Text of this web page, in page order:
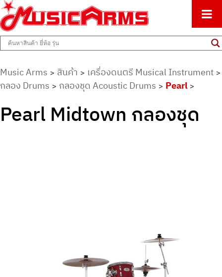
Music Arms
ศูนย์รวมครื่องดนตรีทุกชนิด ตั้งแต่เริ่มต้นถึงมืออาชีพ
Music Arms > สินค้า > เครื่องดนตรี Musical Instrument >
กลอง Drums > กลองชุด Acoustic Drums > Pearl>
Pearl Midtown กลองชุด